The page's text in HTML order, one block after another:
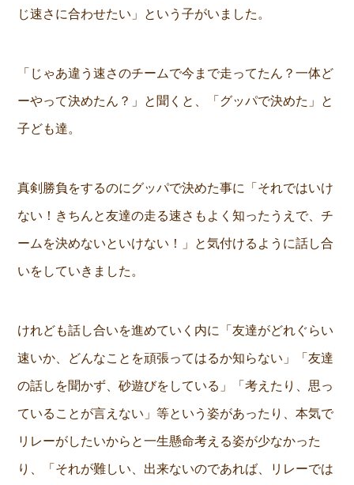
じ速さに合わせたい」という子がいました。
「じゃあ違う速さのチームで今まで走ってたん？一体ど
ーやって決めたん？」と聞くと、「グッパで決めた」と
子ども達。
真剣勝負をするのにグッパで決めた事に「それではいけ
ない！きちんと友達の走る速さもよく知ったうえで、チ
ームを決めないといけない！」と気付けるように話し合
いをしていきました。
けれども話し合いを進めていく内に「友達がどれぐらい
速いか、どんなことを頑張ってはるか知らない」「友達
の話しを聞かず、砂遊びをしている」「考えたり、思っ
ていることが言えない」等という姿があったり、本気で
リレーがしたいからと一生懸命考える姿が少なかった
り、「それが難しい、出来ないのであれば、リレーでは